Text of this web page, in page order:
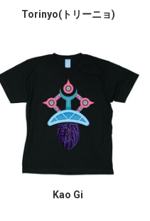
Torinyo(トリーニョ)
Kao Gi